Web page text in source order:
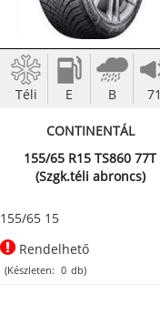
Téli E B 71
CONTINENTÁL
155/65 R15 TS860 77T
(Szgk.téli abroncs)
155/65 15
Rendelhető
(Készleten: 0 db)